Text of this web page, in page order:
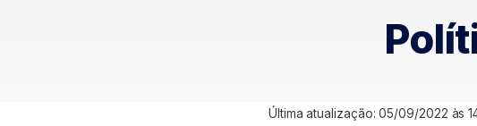
Última atualização: 05/09/2022 às